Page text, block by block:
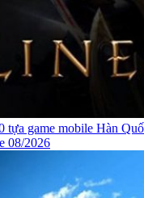
tựa game mobile Hàn
08/2026